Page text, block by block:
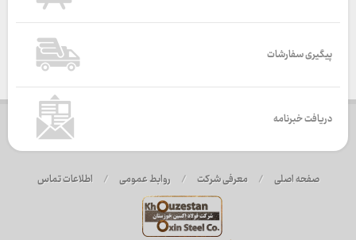
پیگیری سفارشات
دریافت خبرنامه
صفحه اصلی / معرفی شرکت / روابط عمومی / اطلاعات تماس